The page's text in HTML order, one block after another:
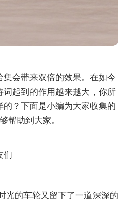
会带来双倍的效果。在如今
起到的作用越来越大，你所
的？下面是小编为大家收集的
帮助到大家。
们
光的车轮又留下了一道深深的